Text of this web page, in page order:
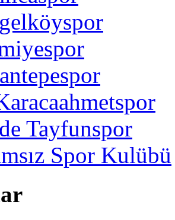
Tayfunspor
Spor Kulübü